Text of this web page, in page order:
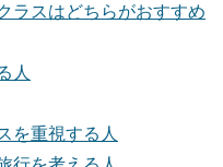
ラスはどちらがおすすめ
人
を重視する人